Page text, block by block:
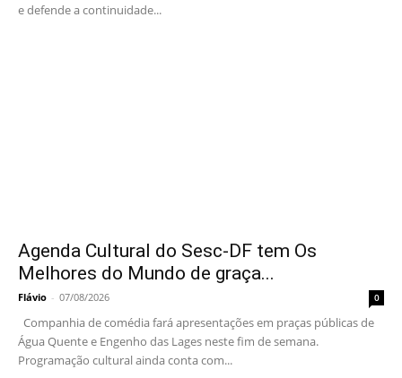
e defende a continuidade...
Agenda Cultural do Sesc-DF tem Os
Melhores do Mundo de graça...
Flávio - 07/08/2026 0
Companhia de comédia fará apresentações em praças públicas de
Água Quente e Engenho das Lages neste fim de semana.
Programação cultural ainda conta com...